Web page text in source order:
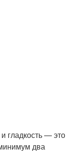
гладкость — это
два